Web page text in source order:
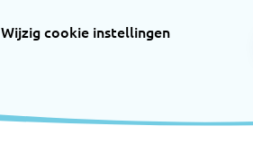
Wijzig cookie instellingen